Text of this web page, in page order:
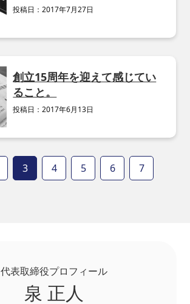
投稿日：2017年7月27日
創立15周年を迎えて感じてい
ること。
投稿日：2017年6月13日
3 4 5 6 7
代表取締役プロフィール
泉 正人